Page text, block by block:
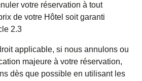
votre réservation à tout
de votre Hôtel soit garanti
2.3
applicable, si nous annulons ou
majeure à votre réservation,
dès que possible en utilisant les